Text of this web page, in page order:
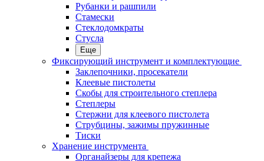
Рубанки и рашпили
Стамески
Стеклодомкраты
Стусла
Еще
Фиксирующий инструмент и комплектующие
Заклепочники, просекатели
Клеевые пистолеты
Скобы для строительного степлера
Степлеры
Стержни для клеевого пистолета
Струбцины, зажимы пружинные
Тиски
Хранение инструмента
Органайзеры для крепежа